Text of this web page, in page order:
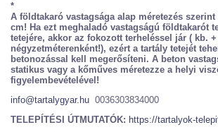
*
A földtakaró vastagsága alap méretezés szerint
cm! Ha ezt meghaladó vastagságú földtakarót
tetejére, akkor az fokozott terheléssel jár ( kb. +
négyzetméterenként!), ezért a tartály tetejét
betonozással kell megerősíteni. A beton
statikus vagy a kőműves méretezze a helyi
figyelembevételével!
info@tartalygyar.hu 0036303834000
TELEPÍTÉSI ÚTMUTATÓK: https://tartalyok-